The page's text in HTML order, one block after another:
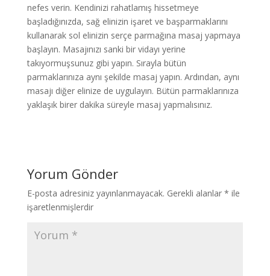
nefes verin. Kendinizi rahatlamış hissetmeye
başladığınızda, sağ elinizin işaret ve başparmaklarını
kullanarak sol elinizin serçe parmağına masaj yapmaya
başlayın. Masajınızı sanki bir vidayı yerine
takıyormuşsunuz gibi yapın. Sırayla bütün
parmaklarınıza aynı şekilde masaj yapın. Ardından, aynı
masajı diğer elinize de uygulayın. Bütün parmaklarınıza
yaklaşık birer dakika süreyle masaj yapmalısınız.
Yorum Gönder
E-posta adresiniz yayınlanmayacak. Gerekli alanlar * ile
işaretlenmişlerdir